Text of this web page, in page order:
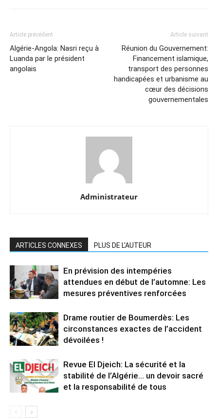
Article précédent
Algérie-Angola: Nasri reçu à
Luanda par le président
angolais
Article suivant
Réunion du Gouvernement:
Financement islamique,
transport des personnes
handicapées et urbanisme au
cœur des décisions
gouvernementales
Administrateur
ARTICLES CONNEXES PLUS DE L'AUTEUR
En prévision des intempéries
attendues en début de l’automne: Les
mesures préventives renforcées
Drame routier de Boumerdès: Les
circonstances exactes de l’accident
dévoilées !
Revue El Djeich: La sécurité et la
stabilité de l’Algérie… un devoir sacré
et la responsabilité de tous